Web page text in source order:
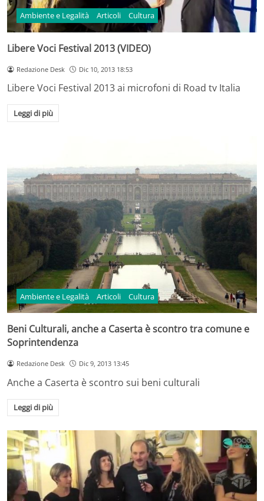
Ambiente e Legalità Articoli Cultura
Libere Voci Festival 2013 (VIDEO)
Redazione Desk Dic 10, 2013 18:53
Libere Voci Festival 2013 ai microfoni di Road tv Italia
Leggi di più
Ambiente e Legalità Articoli Cultura
Beni Culturali, anche a Caserta è scontro tra comune e
Soprintendenza
Redazione Desk Dic 9, 2013 13:45
Anche a Caserta è scontro sui beni culturali
Leggi di più